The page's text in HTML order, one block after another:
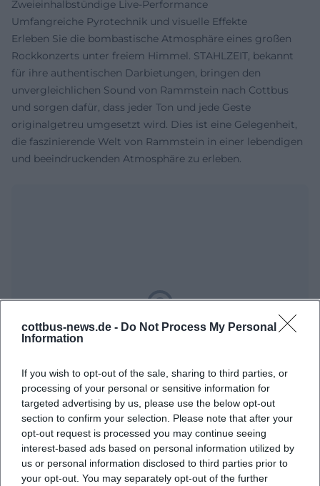
cottbus-news.de - Do Not Process My Personal
Information
If you wish to opt-out of the sale, sharing to third parties, or
processing of your personal or sensitive information for
targeted advertising by us, please use the below opt-out
section to confirm your selection. Please note that after your
opt-out request is processed you may continue seeing
interest-based ads based on personal information utilized by
us or personal information disclosed to third parties prior to
your opt-out. You may separately opt-out of the further
Zweieinhalbstündige Live-Performance
Umfangreiche Pyrotechnik und visuelle Effekte
Erleben Sie die bombastische Atmosphäre eines großen
Rockkonzerts unter freiem Himmel. STAHLZEIT, bekannt
für ihre authentischen Darbietungen, bringen den
unvergleichlichen Sound von Rammstein nach Cottbus
und sorgen dafür, dass jeder Ton und jede Geste
originalgetreu umgesetzt wird. Dies ist eine Gelegenheit,
die faszinierende Welt von Rammstein in einer lebendigen
und beeindruckenden Atmosphäre zu erleben.
Map unavailable